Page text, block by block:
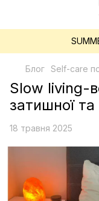
Блог Self-care
Slow living-
затишної та
18 травня 2025